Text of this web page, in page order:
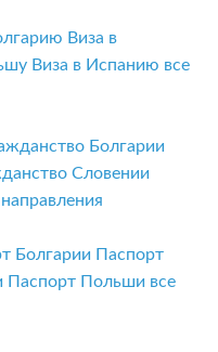
Виза в
Виза в Испанию все
Болгарии
Словении
направления
Болгарии Паспорт
Паспорт Польши все